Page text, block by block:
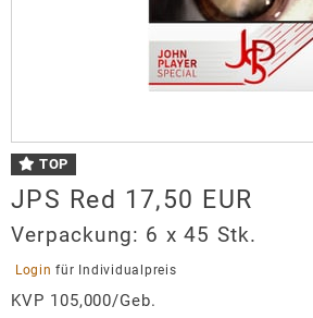
TOP
JPS Red 17,50 EUR
Verpackung: 6 x 45 Stk.
Login für Individualpreis
KVP 105,000/Geb.